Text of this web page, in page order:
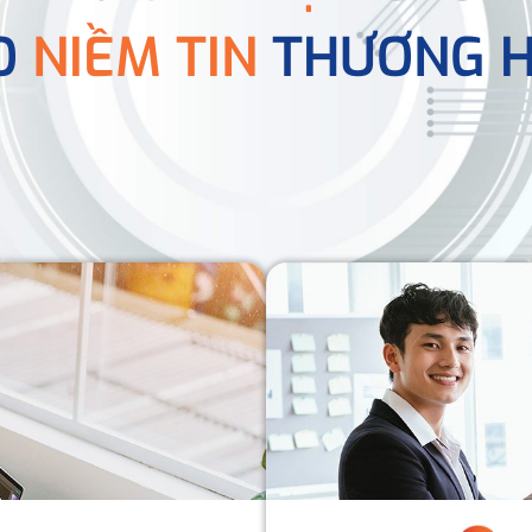
NIỀM TIN THƯƠNG